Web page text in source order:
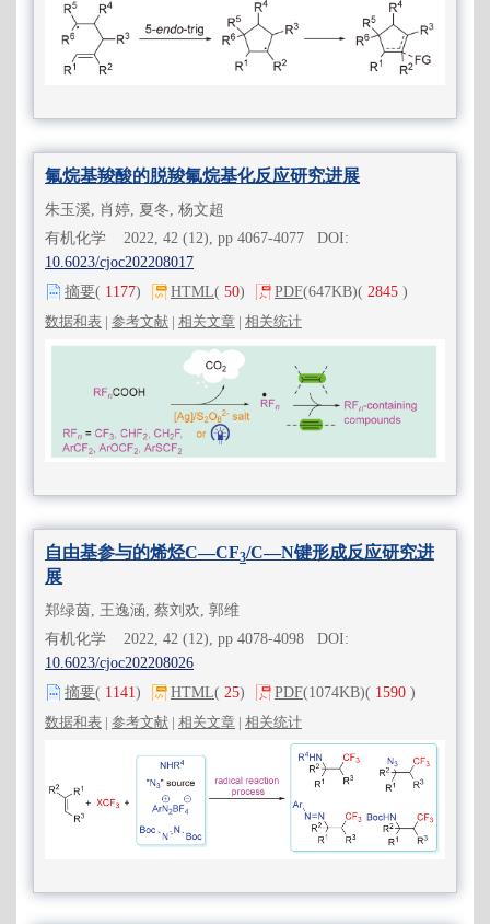
氟烷基羧酸的脱羧氟烷基化反应研究进展
朱玉溪, 肖婷, 夏冬, 杨文超
有机化学 2022, 42 (12), pp 4067-4077 DOI:
10.6023/cjoc202208017
摘要( 1177) HTML( 50) PDF(647KB)( 2845 )
数据和表 | 参考文献 | 相关文章 | 相关统计
自由基参与的烯烃C—CF3/C—N键形成反应研究进
展
郑绿茵, 王逸涵, 蔡刘欢, 郭维
有机化学 2022, 42 (12), pp 4078-4098 DOI:
10.6023/cjoc202208026
摘要( 1141 ) HTML( 25) PDF(1074KB)( 1590 )
数据和表 | 参考文献 | 相关文章 | 相关统计